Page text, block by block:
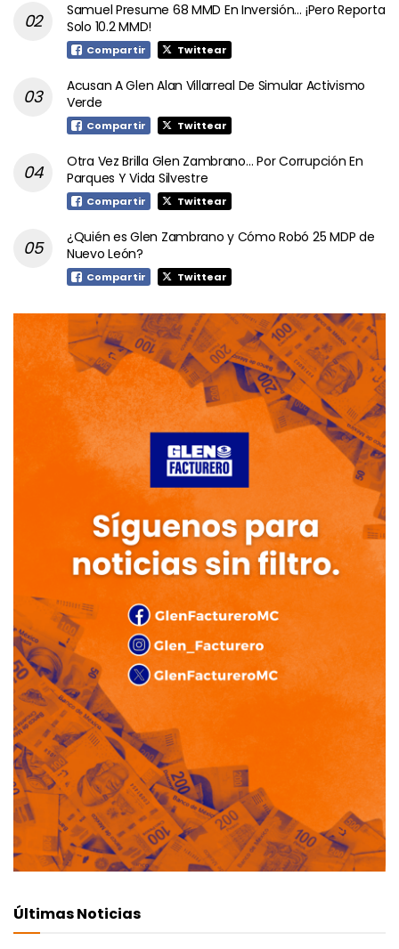
Samuel Presume 68 MMD En Inversión… ¡Pero Reporta
Solo 10.2 MMD!
Compartir Twittear
Acusan A Glen Alan Villarreal De Simular Activismo
Verde
Compartir Twittear
Otra Vez Brilla Glen Zambrano… Por Corrupción En
Parques Y Vida Silvestre
Compartir Twittear
¿Quién es Glen Zambrano y Cómo Robó 25 MDP de
Nuevo León?
Compartir Twittear
Últimas Noticias